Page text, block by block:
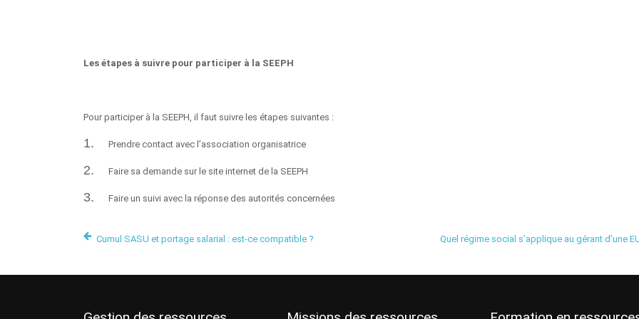
Les étapes à suivre pour participer à la SEEPH
Pour participer à la SEEPH, il faut suivre les étapes suivantes :
1. Prendre contact avec l’association organisatrice
2. Faire sa demande sur le site internet de la SEEPH
3. Faire un suivi avec la réponse des autorités concernées
Cumul SASU et portage salarial : est-ce compatible ? Quel régime social s’applique au gérant d’une